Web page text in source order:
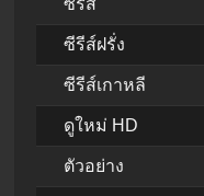
ซีรีส์
ซีรีส์ฝรั่ง
ซีรีส์เกาหลี
ดูใหม่ HD
ตัวอย่าง